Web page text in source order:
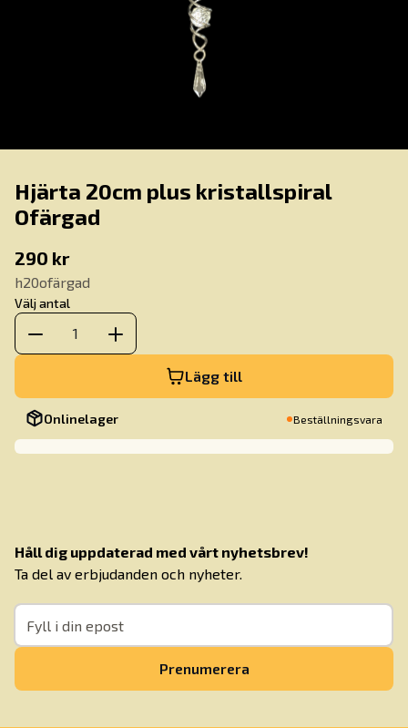
Hjärta 20cm plus kristallspiral
Ofärgad
290 kr
h20ofärgad
Välj antal
1
Lägg till
Onlinelager Beställningsvara
Håll dig uppdaterad med vårt nyhetsbrev!
Ta del av erbjudanden och nyheter.
Prenumerera